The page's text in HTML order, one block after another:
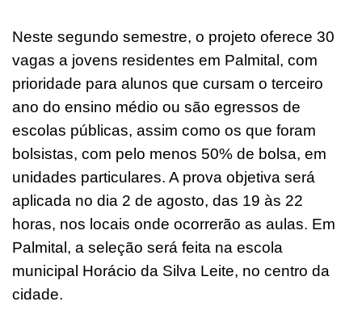
Neste segundo semestre, o projeto oferece 30
vagas a jovens residentes em Palmital, com
prioridade para alunos que cursam o terceiro
ano do ensino médio ou são egressos de
escolas públicas, assim como os que foram
bolsistas, com pelo menos 50% de bolsa, em
unidades particulares. A prova objetiva será
aplicada no dia 2 de agosto, das 19 às 22
horas, nos locais onde ocorrerão as aulas. Em
Palmital, a seleção será feita na escola
municipal Horácio da Silva Leite, no centro da
cidade.